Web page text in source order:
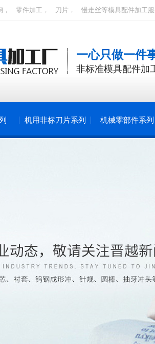
， 零件加工 ， 刀片 ， 慢走丝等模具配件加工服
一心只做一件
非标准模具配件加
机用非标刀片系列 机械零部件系列